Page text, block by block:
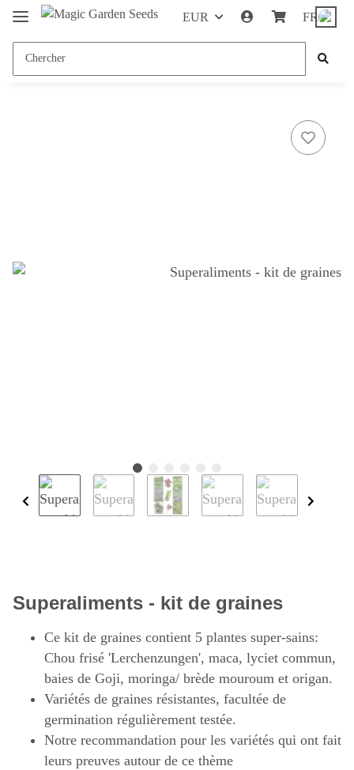
EUR FR
Superaliments - kit de graines
Ce kit de graines contient 5 plantes super-sains:
Chou frisé 'Lerchenzungen', maca, lyciet commun,
baies de Goji, moringa/ brède mouroum et origan.
Variétés de graines résistantes, facultée de
germination régulièrement testée.
Notre recommandation pour les variétés qui ont fait
leurs preuves autour de ce thème